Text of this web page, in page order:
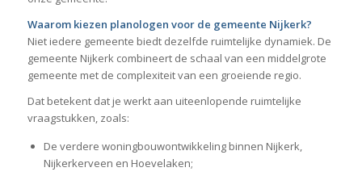
Waarom kiezen planologen voor de gemeente Nijkerk?
Niet iedere gemeente biedt dezelfde ruimtelijke dynamiek. De
gemeente Nijkerk combineert de schaal van een middelgrote
gemeente met de complexiteit van een groeiende regio.
Dat betekent dat je werkt aan uiteenlopende ruimtelijke
vraagstukken, zoals:
De verdere woningbouwontwikkeling binnen Nijkerk,
Nijkerkerveen en Hoevelaken;